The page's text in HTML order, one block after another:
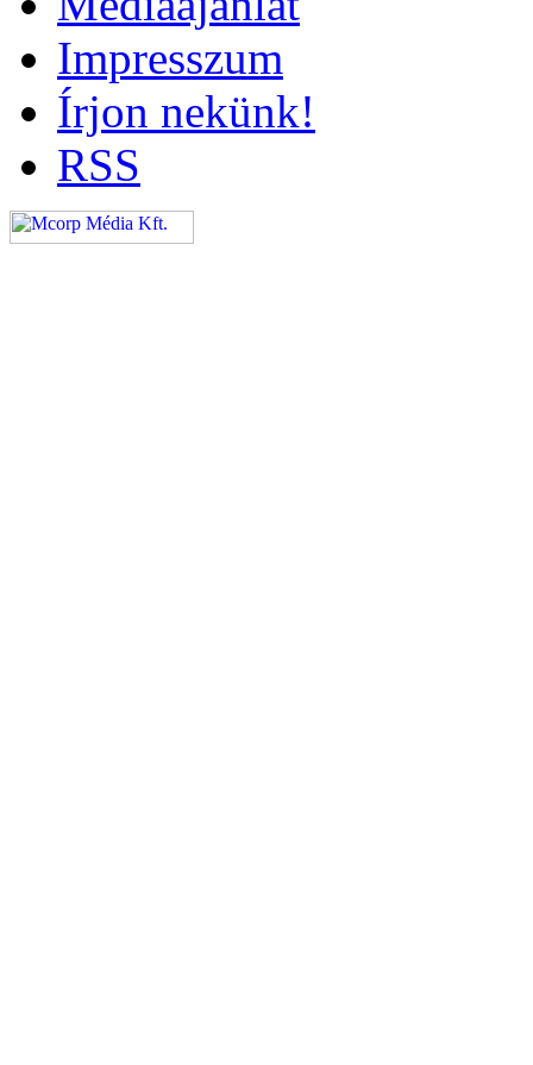
Impresszum
Írjon nekünk!
RSS